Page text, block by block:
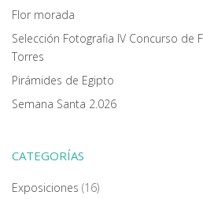
Flor morada
Selección Fotografia IV Concurso de
Torres
Pirámides de Egipto
Semana Santa 2.026
CATEGORÍAS
Exposiciones (16)